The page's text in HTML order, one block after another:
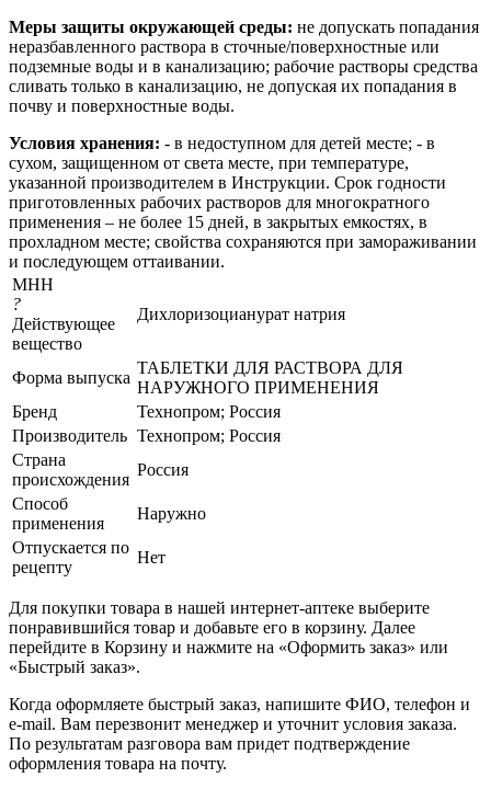
Меры защиты окружающей среды: не допускать попадания
неразбавленного раствора в сточные/поверхностные или
подземные воды и в канализацию; рабочие растворы средства
сливать только в канализацию, не допуская их попадания в
почву и поверхностные воды.
Условия хранения: - в недоступном для детей месте; - в
сухом, защищенном от света месте, при температуре,
указанной производителем в Инструкции. Срок годности
приготовленных рабочих растворов для многократного
применения – не более 15 дней, в закрытых емкостях, в
прохладном месте; свойства сохраняются при замораживании
и последующем оттаивании.
МНН
?
Действующее
вещество
Дихлоризоцианурат натрия
Форма выпуска
ТАБЛЕТКИ ДЛЯ РАСТВОРА ДЛЯ
НАРУЖНОГО ПРИМЕНЕНИЯ
Бренд
Технопром; Россия
Производитель Технопром; Россия
Страна
происхождения
Россия
Способ
применения
Наружно
Отпускается по
рецепту
Нет
Для покупки товара в нашей интернет-аптеке выберите
понравившийся товар и добавьте его в корзину. Далее
перейдите в Корзину и нажмите на «Оформить заказ» или
«Быстрый заказ».
Когда оформляете быстрый заказ, напишите ФИО, телефон и
e-mail. Вам перезвонит менеджер и уточнит условия заказа.
По результатам разговора вам придет подтверждение
оформления товара на почту.